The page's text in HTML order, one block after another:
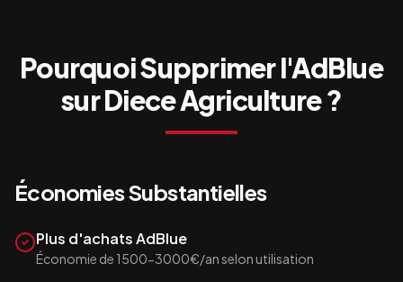
Pourquoi Supprimer l'AdBlue
surDiece Agriculture?
Économies Substantielles
Plus d'achats AdBlue
Économie de 1500-3000€/an selon utilisation